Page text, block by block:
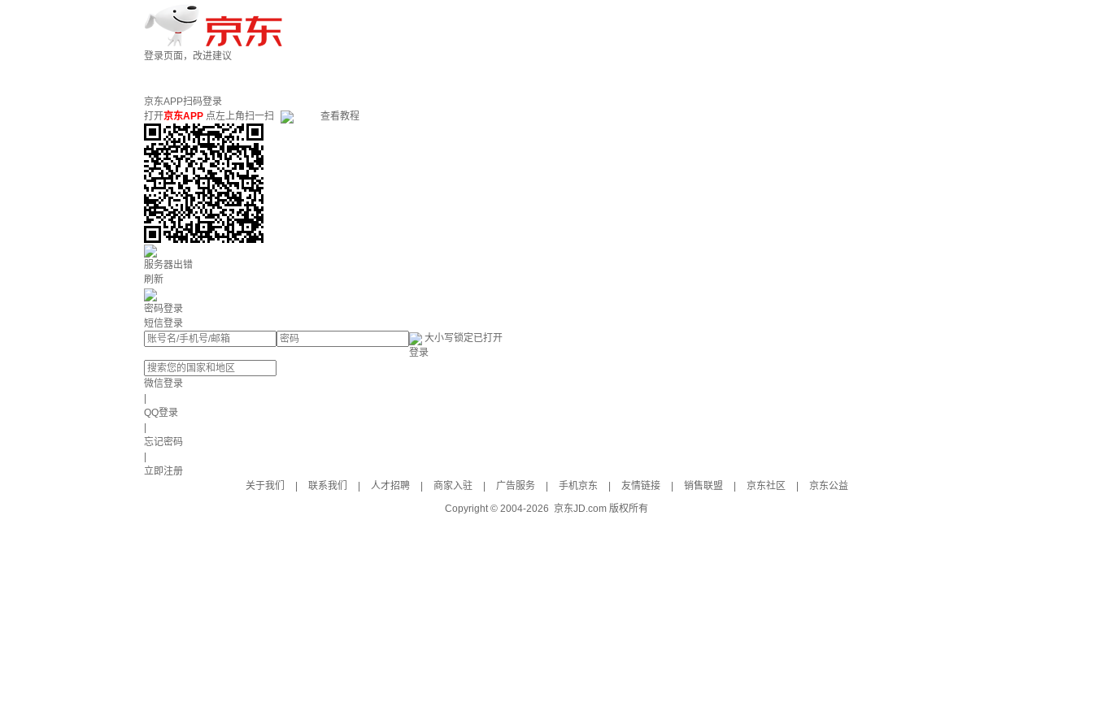
登录页面，改进建议
京东APP扫码登录
打开京东APP 点左上角扫一扫 查看教程
服务器出错
刷新
密码登录
短信登录
大小写锁定已打开
登录
微信登录
QQ登录
忘记密码
立即注册
关于我们
联系我们 人才招聘 商家入驻 广告服务 手机京东 友情链接 销售联盟 京东社区
京东公益
Copyright © 2004-2026 京东JD.com 版权所有